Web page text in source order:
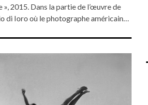
», 2015. Dans la partie de l’œuvre de
di Ioro où le photographe américain…